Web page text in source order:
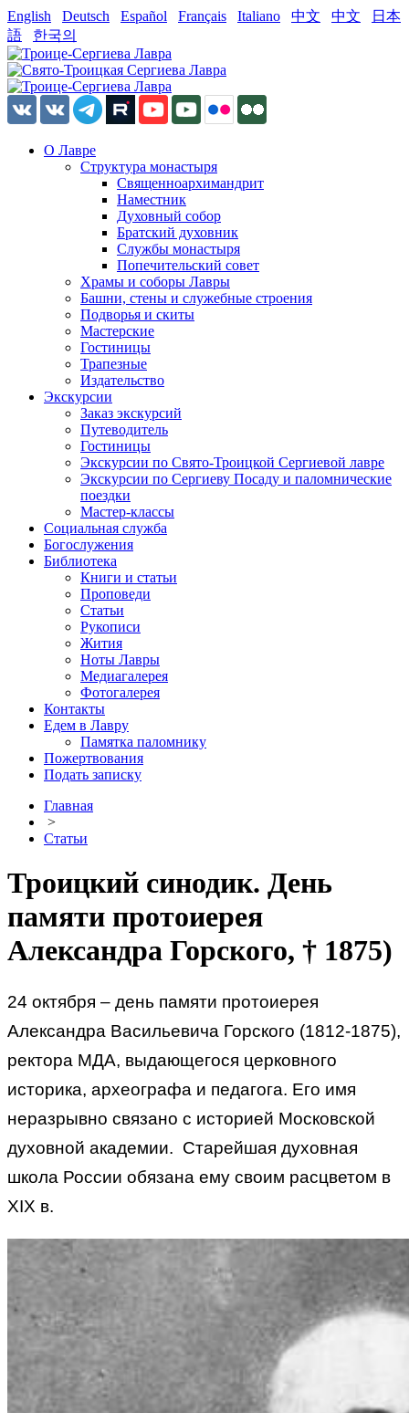
English Deutsch Español Français Italiano 中文 中文
日本
語
한국의
О Лавре
Структура монастыря
Священноархимандрит
Наместник
Духовный собор
Братский духовник
Службы монастыря
Попечительский совет
Храмы и соборы Лавры
Башни, стены и служебные строения
Подворья и скиты
Мастерские
Гостиницы
Трапезные
Издательство
Экскурсии
Заказ экскурсий
Путеводитель
Гостиницы
Экскурсии по Свято-Троицкой Сергиевой лавре
Экскурсии по Сергиеву Посаду и паломнические
поездки
Мастер-классы
Социальная служба
Богослужения
Библиотека
Книги и статьи
Проповеди
Статьи
Рукописи
Жития
Ноты Лавры
Медиагалерея
Фотогалерея
Контакты
Едем в Лавру
Памятка паломнику
Пожертвования
Подать записку
Главная
>
Статьи
Троицкий синодик. День
памяти протоиерея
Александра Горского, † 1875)
24 октября – день памяти протоиерея
Александра Васильевича Горского (1812-1875),
ректора МДА, выдающегося церковного
историка, археографа и педагога. Его имя
неразрывно связано с историей Московской
духовной академии. Старейшая духовная
школа России обязана ему своим расцветом в
XIX в.